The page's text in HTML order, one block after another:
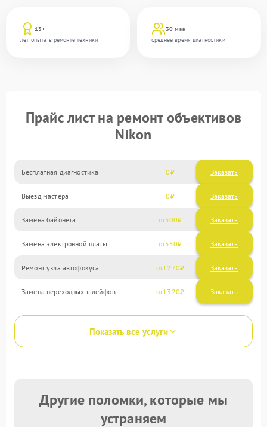
13+
лет опыта в ремонте техники
30 мин
среднее время диагностики
Прайс лист на ремонт объективов
Nikon
Бесплатная диагностика 0 Заказать
Выезд мастера 0 Заказать
Замена байонета 500
Замена электронной платы 550
Ремонт узла автофокуса 1270
Замена переходных шлейфов 1320
Показать все услуги
Другие поломки, которые мы
устраняем